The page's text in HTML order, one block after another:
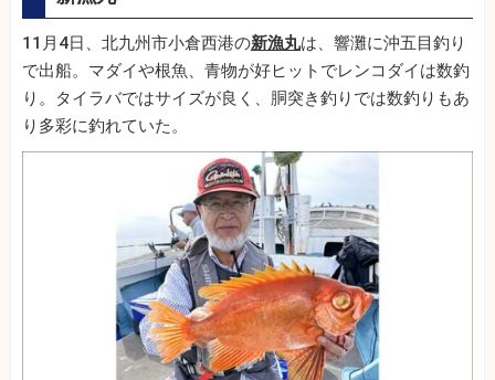
11月4日、北九州市小倉西港の新漁丸は、響灘に沖五目釣り
で出船。マダイや根魚、青物が好ヒットでレンコダイは数釣
り。タイラバではサイズが良く、胴突き釣りでは数釣りもあ
り多彩に釣れていた。